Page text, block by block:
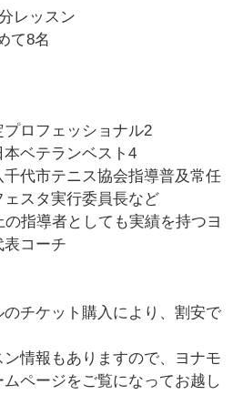
レッスン
て8名
ロフェッショナル2
ベテランベスト4
代市テニス協会指導普及常任
スタ実行委員長など
指導者としても実績を持つヨ
コーチ
チケット購入により、割安で
情報もありますので、ヨナモ
ムページをご覧になってお越し